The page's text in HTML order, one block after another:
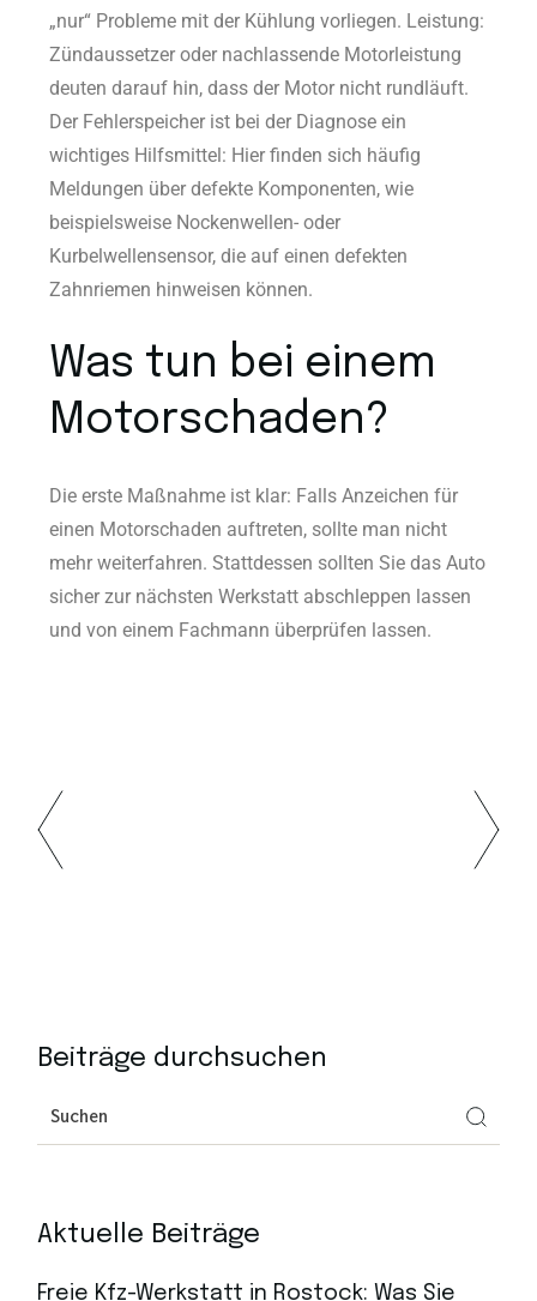
„nur“ Probleme mit der Kühlung vorliegen. Leistung:
Zündaussetzer oder nachlassende Motorleistung
deuten darauf hin, dass der Motor nicht rundläuft.
Der Fehlerspeicher ist bei der Diagnose ein
wichtiges Hilfsmittel: Hier finden sich häufig
Meldungen über defekte Komponenten, wie
beispielsweise Nockenwellen- oder
Kurbelwellensensor, die auf einen defekten
Zahnriemen hinweisen können.
Was tun bei einem
Motorschaden?
Die erste Maßnahme ist klar: Falls Anzeichen für
einen Motorschaden auftreten, sollte man nicht
mehr weiterfahren. Stattdessen sollten Sie das Auto
sicher zur nächsten Werkstatt abschleppen lassen
und von einem Fachmann überprüfen lassen.
Beiträge durchsuchen
Aktuelle Beiträge
Freie Kfz-Werkstatt in Rostock: Was Sie